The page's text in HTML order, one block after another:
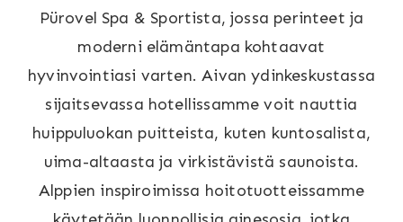
Pürovel Spa & Sportista, jossa perinteet ja
moderni elämäntapa kohtaavat
hyvinvointiasi varten. Aivan ydinkeskustassa
sijaitsevassa hotellissamme voit nauttia
huippuluokan puitteista, kuten kuntosalista,
uima-altaasta ja virkistävistä saunoista.
Alppien inspiroimissa hoitotuotteissamme